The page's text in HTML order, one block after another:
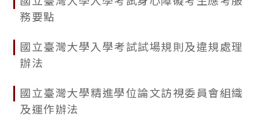
務要點
國立臺灣大學入學考試試場規則及違規處理
辦法
國立臺灣大學精進學位論文訪視委員會組織
及運作辦法